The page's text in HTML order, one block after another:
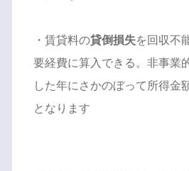
・賃貸料の貸倒損失を回収不
要経費に算入できる。非事業
した年にさかのぼって所得金
となります